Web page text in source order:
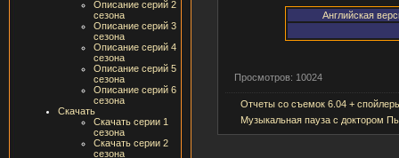
Описание серий 2
сезона
Описание серий 3
сезона
Описание серий 4
сезона
Описание серий 5
сезона
Описание серий 6
сезона
Скачать
Скачать серии 1
сезона
Скачать серии 2
сезона
Английская
Просмотров: 10024
Отчеты со съемок 6.04 +
Музыкальная пауза с доктором